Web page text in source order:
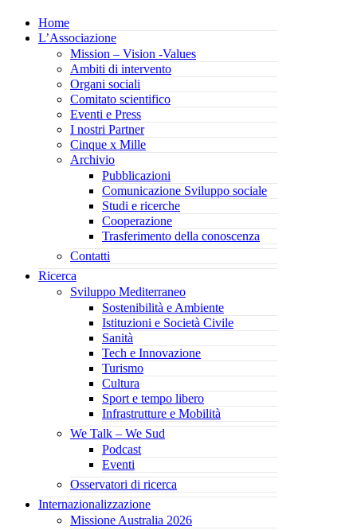
Home
L’Associazione
Mission – Vision -Values
Ambiti di intervento
Organi sociali
Comitato scientifico
Eventi e Press
I nostri Partner
Cinque x Mille
Archivio
Pubblicazioni
Comunicazione Sviluppo sociale
Studi e ricerche
Cooperazione
Trasferimento della conoscenza
Contatti
Ricerca
Sviluppo Mediterraneo
Sostenibilità e Ambiente
Istituzioni e Società Civile
Sanità
Tech e Innovazione
Turismo
Cultura
Sport e tempo libero
Infrastrutture e Mobilità
We Talk – We Sud
Podcast
Eventi
Osservatori di ricerca
Internazionalizzazione
Missione Australia 2026